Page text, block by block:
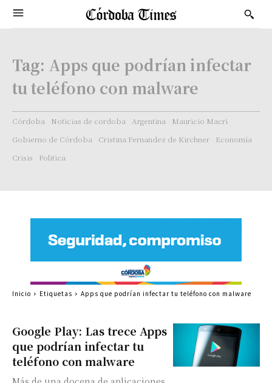
Tag: Apps que podrían infectar
tu teléfono con malware
Córdoba Noticias de cordoba Argentina
Mauricio Macri
Gobierno de Córdoba
Cristina Fernandez de Kirchner
Economía
Crisis
Politica
Google Play: Las trece Apps
que podrían infectar tu
teléfono con malware
Inicio Etiquetas Apps que podrían infectar tu teléfono con malware